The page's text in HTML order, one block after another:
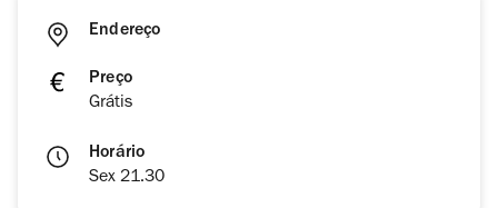
Endereço
Preço
Grátis
Horário
Sex 21.30